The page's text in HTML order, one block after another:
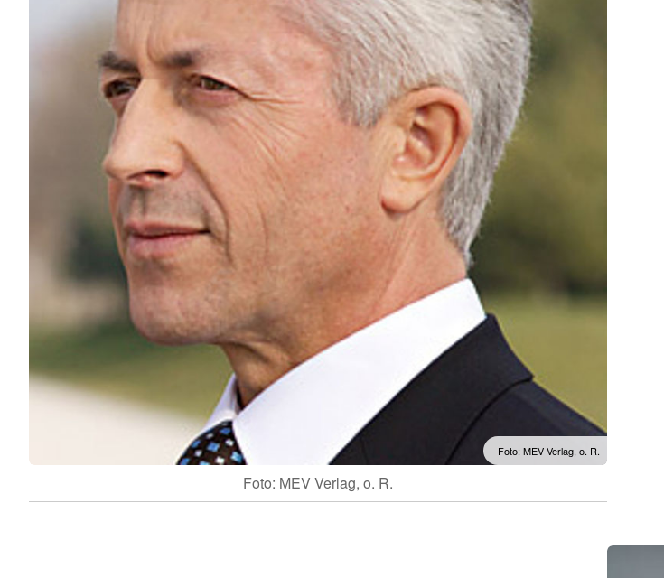
Foto: MEV Verlag, o. R.
Foto: MEV Verlag, o. R.